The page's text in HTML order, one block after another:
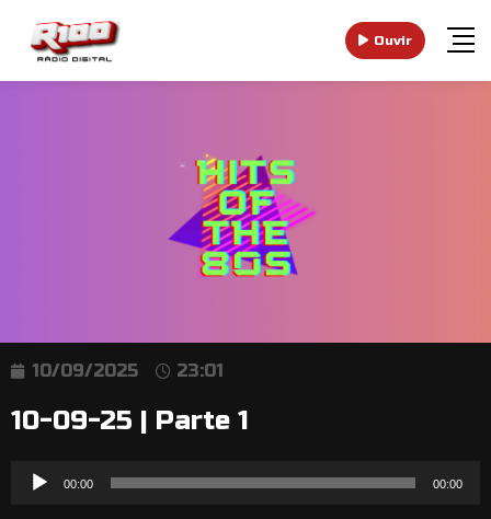
Ouvir
10/09/2025 23:01
10-09-25 | Parte 1
Reprodutor
00:00 00:00